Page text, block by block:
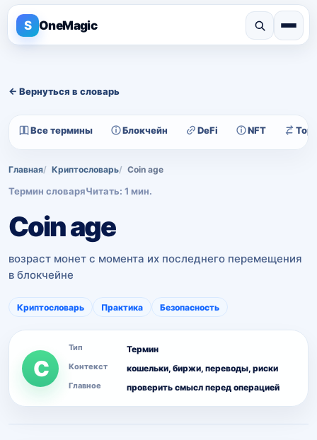
S OneMagic
← Вернуться в словарь
Все термины Блокчейн DeFi NFT
Главная Криптословарь Coin age
Термин словаряЧитать: 1 мин.
Coin age
возраст монет с момента их последнего перемещения
в блокчейне
Криптословарь Практика Безопасность
C
Тип Термин
Контекст кошельки, биржи, переводы, риски
Главное проверить смысл перед операцией